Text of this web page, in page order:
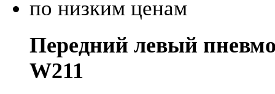
Передний левый
W211